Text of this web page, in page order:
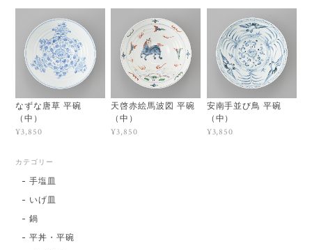
なずな唐草 平碗
（中）
¥3,850
天啓赤絵馬波図 平碗
（中）
¥3,850
安南手並び鳥 平碗
（中）
¥3,850
カテゴリー
手塩皿
いげ皿
鍋
平丼・平碗